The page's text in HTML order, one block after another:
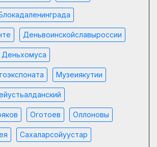
Деньвоинскойславыроссии
Деньхомуса
Музеиякутии
Оготоев Оллоновы
Сахаларсойуустар